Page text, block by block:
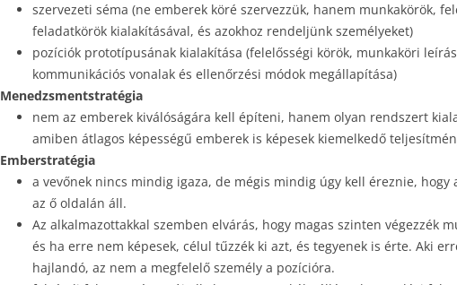
szervezeti séma (ne emberek köré szervezzük, hanem munkakörök,
feladatkörök kialakításával, és azokhoz rendeljünk személyeket)
pozíciók prototípusának kialakítása (felelősségi körök, munkaköri
kommunikációs vonalak és ellenőrzési módok megállapítása)
Menedzsmentstratégia
nem az emberek kiválóságára kell építeni, hanem olyan rendszert
amiben átlagos képességű emberek is képesek kiemelkedő
Emberstratégia
a vevőnek nincs mindig igaza, de mégis mindig úgy kell éreznie, hogy
az ő oldalán áll.
Az alkalmazottakkal szemben elvárás, hogy magas szinten végezzék
és ha erre nem képesek, célul tűzzék ki azt, és tegyenek is érte. Aki
hajlandó, az nem a megfelelő személy a pozícióra.